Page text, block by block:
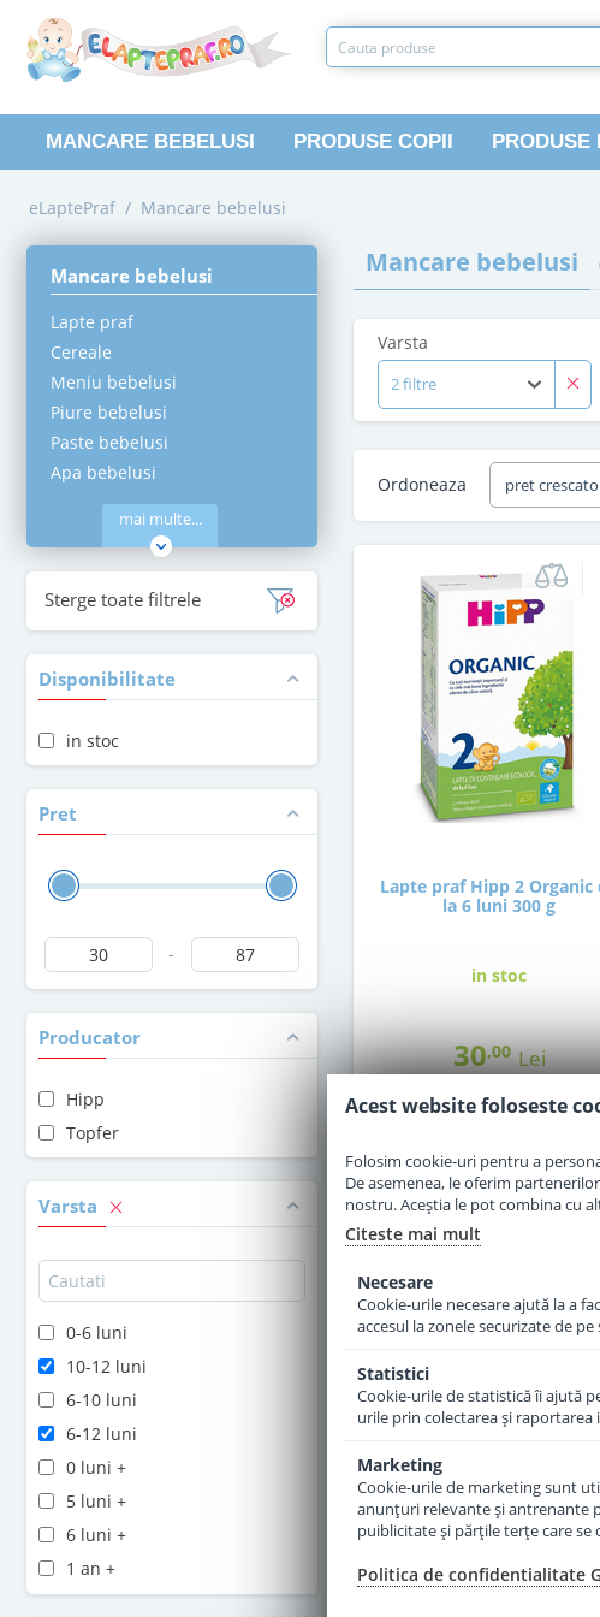
MANCARE BEBELUSI PRODUSE COPII PRODUSE
eLaptePraf / Mancare bebelusi
Mancare bebelusi
Lapte praf
Cereale
Meniu bebelusi
Piure bebelusi
Paste bebelusi
Apa bebelusi
mai multe...
Sterge toate filtrele
Disponibilitate
in stoc
Pret
-
Producator
Hipp
Topfer
Varsta
0-6 luni
10-12 luni
6-10 luni
6-12 luni
0 luni +
5 luni +
6 luni +
1 an +
2 ani +
Mancare bebelusi
Varsta
2 filtre
Ordoneaza pret
Lapte praf Hipp 2 Organic
la 6 luni 300 g
in stoc
30,00 Lei
Adauga in cos
Acest website foloseste
Folosim cookie-uri pentru a
De asemenea, le oferim
nostru. Aceștia le pot combina cu
Citeste mai mult
Necesare
Cookie-urile necesare ajută la a
accesul la zonele securizate de
Statistici
Cookie-urile de statistică îi ajută
urile prin colectarea şi
Marketing
Cookie-urile de marketing sunt
anunţuri relevante şi antrenante
puiblicitate şi părţile terţe care se
Politica de confidentialitate